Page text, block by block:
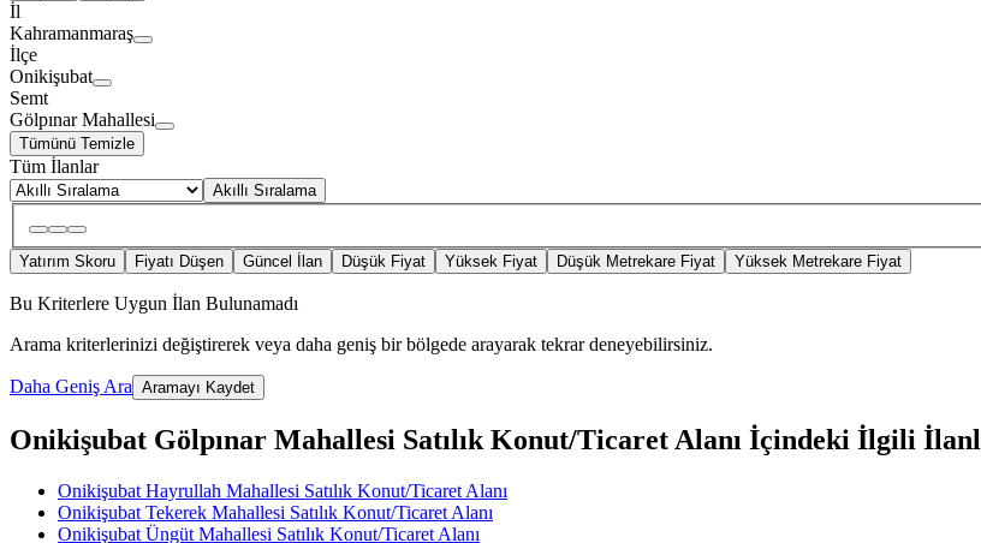
İl
Kahramanmaraş
İlçe
Onikişubat
Semt
Gölpınar Mahallesi
Tümünü Temizle
Tüm İlanlar
Akıllı Sıralama
Yatırım Skoru Fiyatı Düşen Güncel İlan Düşük Fiyat Yüksek Fiyat Düşük Metrekare Fiyat Yüksek Metrekare Fiyat
Bu Kriterlere Uygun İlan Bulunamadı
Arama kriterlerinizi değiştirerek veya daha geniş bir bölgede arayarak tekrar deneyebilirsiniz.
Daha Geniş Ara Aramayı Kaydet
Onikişubat Gölpınar Mahallesi Satılık Konut/Ticaret Alanı İçindeki İlgili
Onikişubat Hayrullah Mahallesi Satılık Konut/Ticaret Alanı
Onikişubat Tekerek Mahallesi Satılık Konut/Ticaret Alanı
Onikişubat Üngüt Mahallesi Satılık Konut/Ticaret Alanı